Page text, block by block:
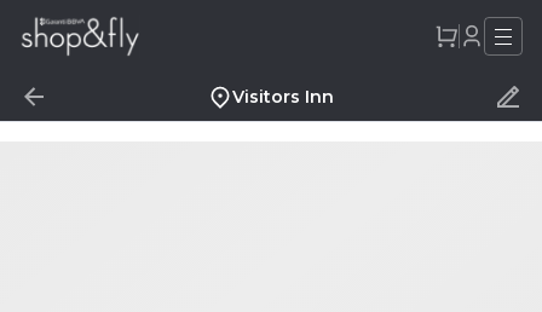
Visitors Inn